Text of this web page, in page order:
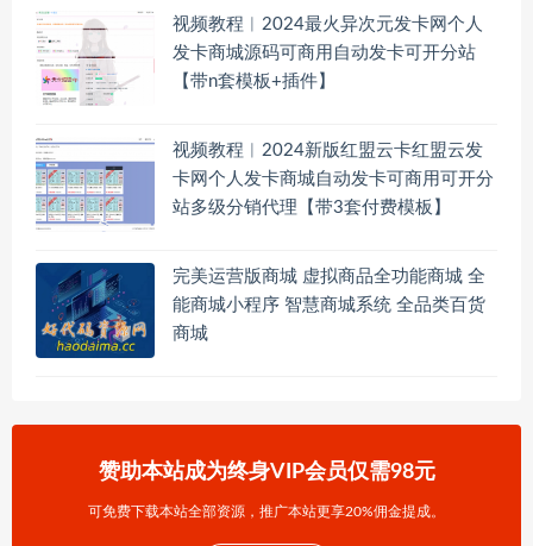
视频教程︱2024最火异次元发卡网个人
发卡商城源码可商用自动发卡可开分站
【带n套模板+插件】
视频教程︱2024新版红盟云卡红盟云发
卡网个人发卡商城自动发卡可商用可开分
站多级分销代理【带3套付费模板】
完美运营版商城 虚拟商品全功能商城 全
能商城小程序 智慧商城系统 全品类百货
商城
赞助本站成为终身VIP会员仅需98元
可免费下载本站全部资源，推广本站更享20%佣金提成。